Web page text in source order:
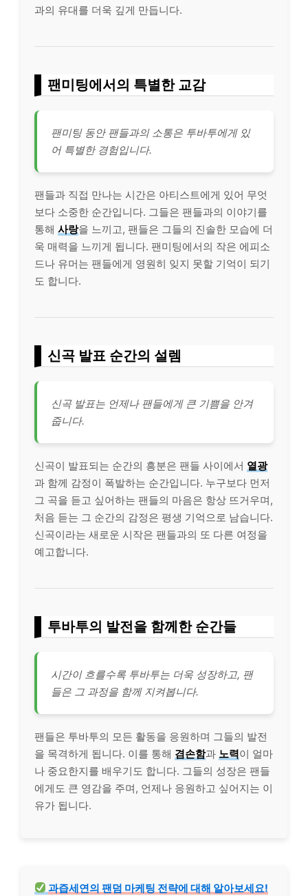
과의 유대를 더욱 깊게 만듭니다.
팬미팅에서의 특별한 교감
팬미팅 동안 팬들과의 소통은 투바투에게 있
어 특별한 경험입니다.
팬들과 직접 만나는 시간은 아티스트에게 있어 무엇
보다 소중한 순간입니다. 그들은 팬들과의 이야기를
통해 사랑을 느끼고, 팬들은 그들의 진솔한 모습에 더
욱 매력을 느끼게 됩니다. 팬미팅에서의 작은 에피소
드나 유머는 팬들에게 영원히 잊지 못할 기억이 되기
도 합니다.
신곡 발표 순간의 설렘
신곡 발표는 언제나 팬들에게 큰 기쁨을 안겨
줍니다.
신곡이 발표되는 순간의 흥분은 팬들 사이에서 열광
과 함께 감정이 폭발하는 순간입니다. 누구보다 먼저
그 곡을 듣고 싶어하는 팬들의 마음은 항상 뜨거우며,
처음 듣는 그 순간의 감정은 평생 기억으로 남습니다.
신곡이라는 새로운 시작은 팬들과의 또 다른 여정을
예고합니다.
투바투의 발전을 함께한 순간들
시간이 흐를수록 투바투는 더욱 성장하고, 팬
들은 그 과정을 함께 지켜봅니다.
팬들은 투바투의 모든 활동을 응원하며 그들의 발전
을 목격하게 됩니다. 이를 통해 겸손함과 노력이 얼마
나 중요한지를 배우기도 합니다. 그들의 성장은 팬들
에게도 큰 영감을 주며, 언제나 응원하고 싶어지는 이
유가 됩니다.
과즙세연의 팬덤 마케팅 전략에 대해 알아보세요!